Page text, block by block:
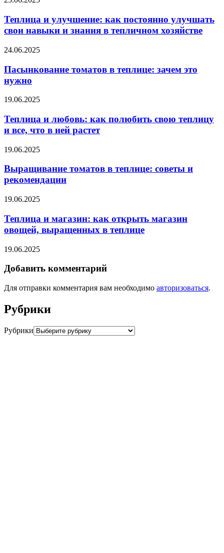
Теплица и улучшение: как постоянно улучшать
свои навыки и знания в тепличном хозяйстве
24.06.2025
Пасынкование томатов в теплице: зачем это
нужно
19.06.2025
Теплица и любовь: как полюбить свою теплицу
и все, что в ней растет
19.06.2025
Выращивание томатов в теплице: советы и
рекомендации
19.06.2025
Теплица и магазин: как открыть магазин
овощей, выращенных в теплице
19.06.2025
Добавить комментарий
Для отправки комментария вам необходимо авторизоваться.
Рубрики
Рубрики